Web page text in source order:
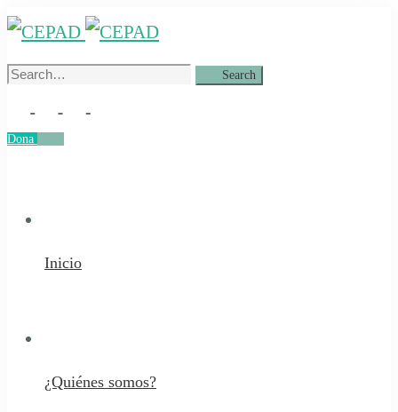
Search
Search
Dona
Inicio
¿Quiénes somos?